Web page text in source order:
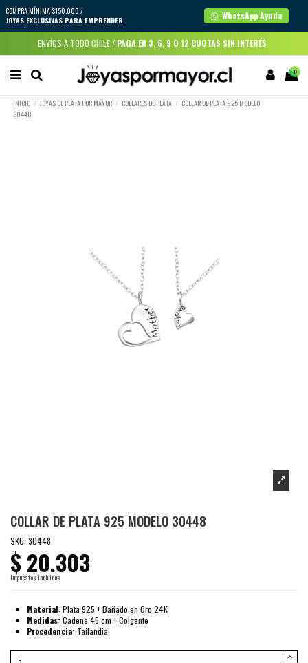
COMPRA MÍNIMA $150.000 /
JOYAS EXCLUSIVAS PARA EMPRENDER
WhatsApp Ayuda
ENVÍOS A TODO CHILE / PAGA EN 3, 6, 9 O 12 CUOTAS SIN INTERÉS
0
INICIO JOYAS DE PLATA POR MAYOR COLLARES DE PLATA
COLLAR DE PLATA 925 MODELO
30448
COLLAR DE PLATA 925 MODELO 30448
SKU: 30448
$ 20.303
Impuestos incluidos
Material: Plata 925 + Bañado en Oro 24K
Medidas: Cadena 45 cm + Colgante
Procedencia: Tailandia